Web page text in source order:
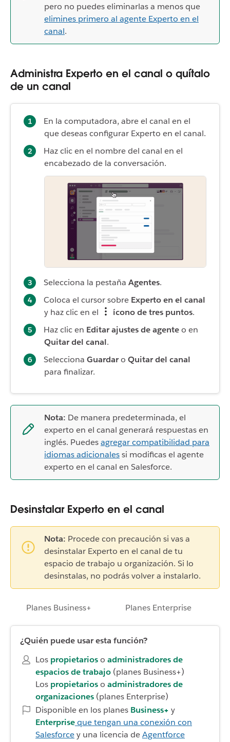
pero no puedes eliminarlas a menos que
elimines primero al agente Experto en el
canal.
Administra Experto en el canal o quítalo
de un canal
En la computadora, abre el canal en el
que deseas configurar Experto en el canal.
Haz clic en el nombre del canal en el
encabezado de la conversación.
Selecciona la pestaña Agentes.
Coloca el cursor sobre Experto en el canal
y haz clic en el
ícono de tres puntos.
Haz clic en Editar ajustes de agenteo en
Quitar del canal.
Selecciona Guardaro Quitar del canal
para finalizar.
Nota: De manera predeterminada, el
experto en el canal generará respuestas en
inglés. Puedesagregar compatibilidad para
idiomas adicionalessi modificas el agente
experto en el canal en Salesforce.
Desinstalar Experto en el canal
Nota: Procede con precaución si vas a
desinstalar Experto en el canal de tu
espacio de trabajo u organización. Si lo
desinstalas, no podrás volver a instalarlo.
Planes Business+ Planes Enterprise
¿Quién puede usar esta función?
Los propietarioso administradores de
espacios de trabajo (planes Business+)
Los propietarioso administradores de
organizaciones (planes Enterprise)
Disponible en los planes Business+ y
Enterpriseque tengan una conexión con
Salesforcey una licencia deAgentforce